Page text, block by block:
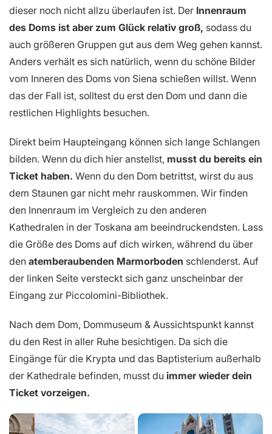
dieser noch nicht allzu überlaufen ist. Der Innenraum
des Doms ist aber zum Glück relativ groß, sodass du
auch größeren Gruppen gut aus dem Weg gehen kannst.
Anders verhält es sich natürlich, wenn du schöne Bilder
vom Inneren des Doms von Siena schießen willst. Wenn
das der Fall ist, solltest du erst den Dom und dann die
restlichen Highlights besuchen.
Direkt beim Haupteingang können sich lange Schlangen
bilden. Wenn du dich hier anstellst, musst du bereits ein
Ticket haben. Wenn du den Dom betrittst, wirst du aus
dem Staunen gar nicht mehr rauskommen. Wir finden
den Innenraum im Vergleich zu den anderen
Kathedralen in der Toskana am beeindruckendsten. Lass
die Größe des Doms auf dich wirken, während du über
den atemberaubenden Marmorboden schlenderst. Auf
der linken Seite versteckt sich ganz unscheinbar der
Eingang zur Piccolomini-Bibliothek.
Nach dem Dom, Dommuseum & Aussichtspunkt kannst
du den Rest in aller Ruhe besichtigen. Da sich die
Eingänge für die Krypta und das Baptisterium außerhalb
der Kathedrale befinden, musst du immer wieder dein
Ticket vorzeigen.